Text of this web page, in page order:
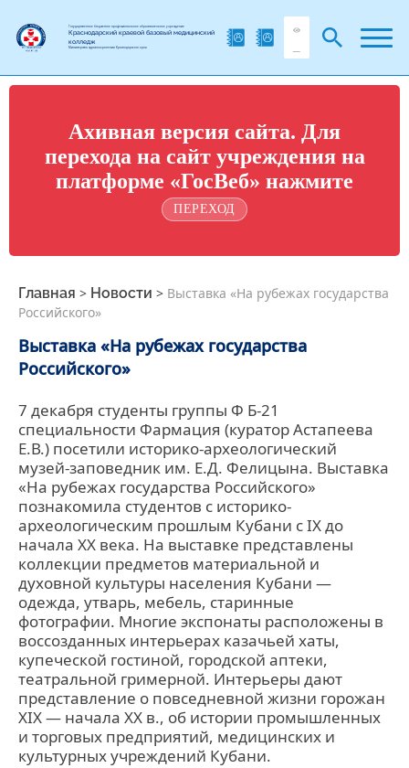
Государственное бюджетное профессиональное образовательное учреждение
Краснодарский краевой базовый медицинский
колледж
Министерства здравоохранения Краснодарского края
Ахивная версия сайта. Для
перехода на сайт учреждения на
платформе «ГосВеб» нажмите
ПЕРЕХОД
Главная > Новости > Выставка «На рубежах государства
Российского»
Выставка «На рубежах государства
Российского»
7 декабря студенты группы Ф Б-21
специальности Фармация (куратор Астапеева
Е.В.) посетили историко-археологический
музей-заповедник им. Е.Д. Фелицына. Выставка
«На рубежах государства Российского»
познакомила студентов с историко-
археологическим прошлым Кубани с IX до
начала XX века. На выставке представлены
коллекции предметов материальной и
духовной культуры населения Кубани —
одежда, утварь, мебель, старинные
фотографии. Многие экспонаты расположены в
воссозданных интерьерах казачьей хаты,
купеческой гостиной, городской аптеки,
театральной гримерной. Интерьеры дают
представление о повседневной жизни горожан
XIX — начала XX в., об истории промышленных
и торговых предприятий, медицинских и
культурных учреждений Кубани.